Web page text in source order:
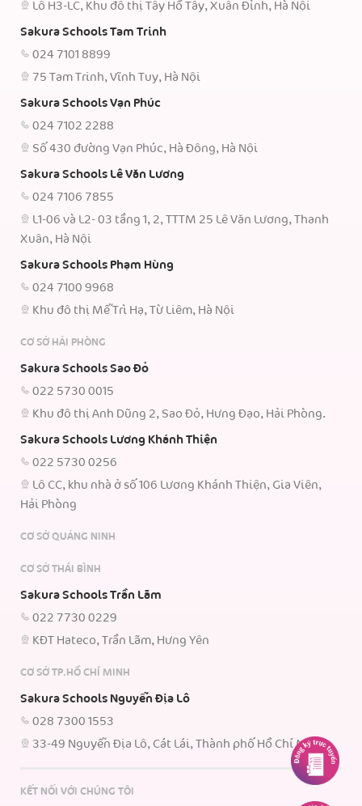
Lô H3-LC, Khu đô thị Tây Hồ Tây, Xuân Đỉnh, Hà Nội
Sakura Schools Tam Trinh
024 7101 8899
75 Tam Trinh, Vĩnh Tuy, Hà Nội
Sakura Schools Vạn Phúc
024 7102 2288
Số 430 đường Vạn Phúc, Hà Đông, Hà Nội
Sakura Schools Lê Văn Lương
024 7106 7855
L1-06 và L2- 03 tầng 1, 2, TTTM 25 Lê Văn Lương, Thanh
Xuân, Hà Nội
Sakura Schools Phạm Hùng
024 7100 9968
Khu đô thị Mễ Trì Hạ, Từ Liêm, Hà Nội
CƠ SỞ HẢI PHÒNG
Sakura Schools Sao Đỏ
022 5730 0015
Khu đô thị Anh Dũng 2, Sao Đỏ, Hưng Đạo, Hải Phòng.
Sakura Schools Lương Khánh Thiện
022 5730 0256
Lô CC, khu nhà ở số 106 Lương Khánh Thiện, Gia Viên,
Hải Phòng
CƠ SỞ QUẢNG NINH
CƠ SỞ THÁI BÌNH
Sakura Schools Trần Lãm
022 7730 0229
KĐT Hateco, Trần Lãm, Hưng Yên
CƠ SỞ TP.HỒ CHÍ MINH
Sakura Schools Nguyễn Địa Lô
028 7300 1553
33-49 Nguyễn Địa Lô, Cát Lái, Thành phố Hồ Chí Minh.
KẾT NỐI VỚI CHÚNG TÔI